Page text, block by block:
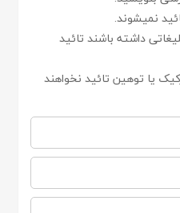
نمیشوند.
داشته باشند تائید
یا توهین تائید نخواهند